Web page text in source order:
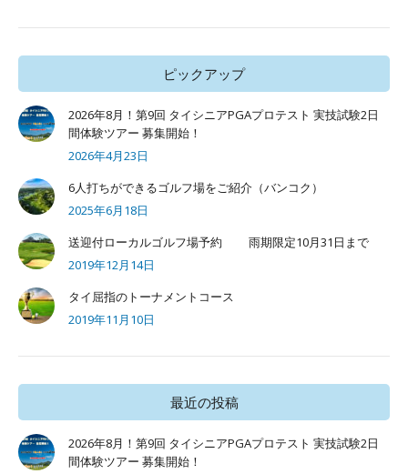
ピックアップ
2026年8月！第9回 タイシニアPGAプロテスト 実技試験2日
間体験ツアー 募集開始！
2026年4月23日
6人打ちができるゴルフ場をご紹介（バンコク）
2025年6月18日
送迎付ローカルゴルフ場予約 雨期限定10月31日まで
2019年12月14日
タイ屈指のトーナメントコース
2019年11月10日
最近の投稿
2026年8月！第9回 タイシニアPGAプロテスト 実技試験2日
間体験ツアー 募集開始！